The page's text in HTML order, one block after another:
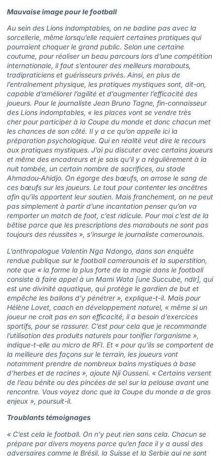
Mauvaise image pour le football
Au sein des Lions indomptables, on ne badine pas avec la
sorcellerie, même lorsqu’elle requiert certaines pratiques qui
pourraient choquer le grand public. Selon une certaine
coutume, pour réaliser un beau parcours lors d’une compétition
internationale, il faut s’entourer des meilleurs marabouts,
tradipraticiens et guérisseurs privés. Ainsi, en plus de
l’entraînement physique, les pratiques mystiques sont, dit-on,
capable d’améliorer l’agilité et d’augmenter l’efficacité des
joueurs. Pour le journaliste Jean Bruno Tagne, fin-connaisseur
des Lions indomptables, « les places vont se vendre très
cher pour participer à la Coupe du monde et donc chacun met
les chances de son côté. Il y a ce qu’on appelle ici la
préparation psychologique. Qui en réalité veut dire le recours
aux pratiques mystiques. J’ai pu discuter avec certains joueurs
et même des encadreurs et je sais qu’il y a régulièrement à la
nuit tombée, un certain nombre de sacrifices, au stade
Ahmadou-Ahidjo. On égorge des bœufs, on arrose le sang de
ces bœufs sur les joueurs. Le tout pour contenter les ancêtres
afin qu’ils apportent leur soutien. Mais franchement, on ne peut
pas simplement à partir d’une incantation penser qu’on va
remporter un match de foot, c’est ridicule. Pour moi c’est de la
bêtise parce que les prescriptions des marabouts ne sont pas
toujours des réussites », s’insurge le journaliste camerounais.
L’anthropologue Valentin Nga Ndongo, dans son enquête
rendue publique sur le football camerounais et la superstition,
note que « la forme la plus forte de la magie dans le football
consiste à faire appel à un Mami Wata [une Succube, ndlr], qui
est une divinité aquatique, qui protège le gardien de but et
empêche les ballons d’y pénétrer », explique-t-il. Mais pour
Hélène Lovet, coach en développement naturel, « même si un
joueur ne croit pas en son efficacité, il a besoin d’exercices
sportifs, pour se rassurer. C’est pour cela que je recommande
l’utilisation des produits naturels pour tonifier l’organisme »,
indique-t-elle au micro de RFI. Et « pour qu’ils se comportent de
la meilleure des façons sur le terrain, les joueurs vont
notamment prendre de nombreux bains mystiques à base
d’herbes et de racines », ajoute Nji Ousseni. « Certains versent
de l’eau bénite ou des pincées de sel sur la pelouse avant une
rencontre. Vous voyez donc que la Coupe du monde a de gros
enjeux », poursuit-il.
Troublants témoignages
« C’est cela le football. On n’y peut rien sans cela. Chacun se
prépare par divers moyens parce qu’en face il y a aussi des
adversaires comme le Brésil, la Suisse et la Serbie qui ne sont